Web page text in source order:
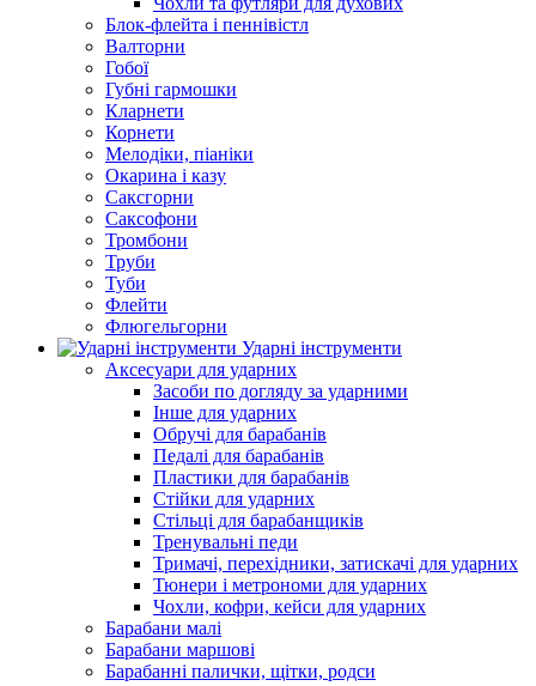
Блок-флейта і пеннівістл
Валторни
Гобої
Губні гармошки
Кларнети
Корнети
Мелодіки, піаніки
Окарина і казу
Саксгорни
Саксофони
Тромбони
Труби
Туби
Флейти
Флюгельгорни
Ударні інструменти
Аксесуари для ударних
Засоби по догляду за ударними
Інше для ударних
Обручі для барабанів
Педалі для барабанів
Пластики для барабанів
Стійки для ударних
Стільці для барабанщиків
Тренувальні педи
Тримачі, перехідники, затискачі для ударних
Тюнери і метрономи для ударних
Чохли, кофри, кейси для ударних
Барабани малі
Барабани маршові
Барабанні палички, щітки, родси